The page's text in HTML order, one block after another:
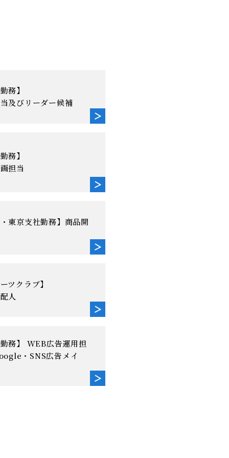
務】
及びリーダー候補
務】
担当
・東京支社勤務】商品開
ツクラブ】
人
勤務】 WEB広告運用担
・SNS広告メイ